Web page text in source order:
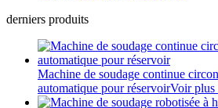
derniers produits
Machine de soudage continue
automatique pour réservoirVoir plus